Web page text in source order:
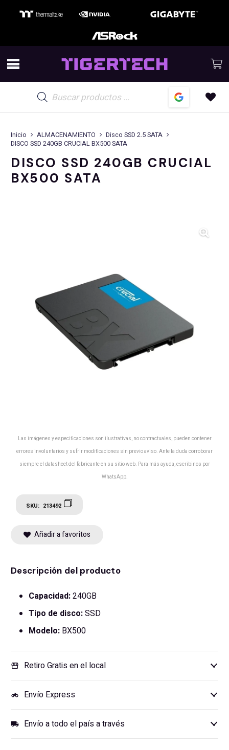
de
productos
Inicio ALMACENAMIENTO
Disco SSD 2.5 SATA
DISCO SSD 240GB CRUCIAL BX500 SATA
DISCO SSD 240GB CRUCIAL
BX500 SATA
Las imágenes y especificaciones son ilustrativas, no contractuales, pueden contener
errores involuntarios y sufrir modificaciones sin previo aviso. Ante la duda corroborar
siempre el datasheet del fabricante en su sitio web. Para más ayuda, escribinos por
WhatsApp.
SKU: 213492
Añadir a favoritos
Descripción del producto
Capacidad:240GB
Tipo de disco:SSD
Modelo: BX500
storefront Retiro Gratis en el local
motorcycle Envío Express
local_shipping Envío a todo el país a través